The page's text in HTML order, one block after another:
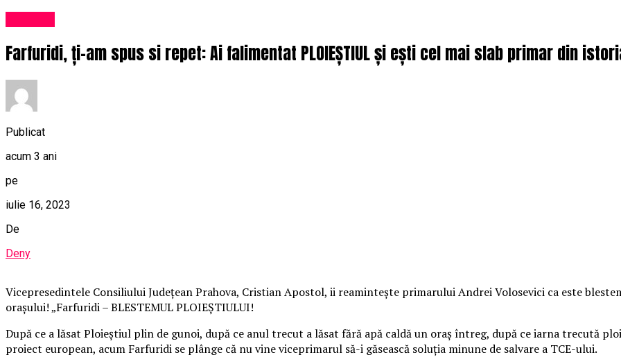
Farfuridi, ți-am spus si repet: Ai falimentat PLOIEȘTIUL și ești cel mai slab primar din
Publicat
acum 3 ani
pe
iulie 16, 2023
De
Deny
Vicepresedintele Consiliului Județean Prahova, Cristian Apostol, ii reamintește primarului Andrei Volosevici ca este
orașului! „Farfuridi – BLESTEMUL PLOIEȘTIULUI!
După ce a lăsat Ploieștiul plin de gunoi, după ce anul trecut a lăsat fără apă caldă un oraș întreg, după ce iarna trecută
proiect european, acum Farfuridi se plânge că nu vine viceprimarul să-i găsească soluția minune de salvare a TCE-ului.